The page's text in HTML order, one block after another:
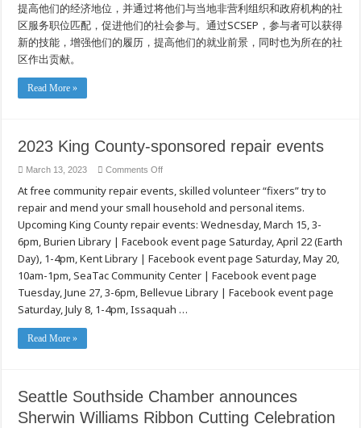
提高他们的经济地位，并通过将他们与当地非营利组织和政府机构的社
区服务职位匹配，促进他们的社会参与。通过SCSEP，参与者可以获得
新的技能，增强他们的履历，提高他们的就业前景，同时也为所在的社
区作出贡献。
Read More »
2023 King County-sponsored repair events
March 13, 2023 Comments Offon
King
County-
sponsored
events
At free community repair events, skilled volunteer “fixers” try to
repair and mend your small household and personal items.
Upcoming King County repair events: Wednesday, March 15, 3-
6pm, Burien Library | Facebook event page Saturday, April 22 (Earth
Day), 1-4pm, Kent Library | Facebook event page Saturday, May 20,
10am-1pm, SeaTac Community Center | Facebook event page
Tuesday, June 27, 3-6pm, Bellevue Library | Facebook event page
Saturday, July 8, 1-4pm, Issaquah …
Read More »
Seattle Southside Chamber announces
Sherwin Williams Ribbon Cutting Celebration